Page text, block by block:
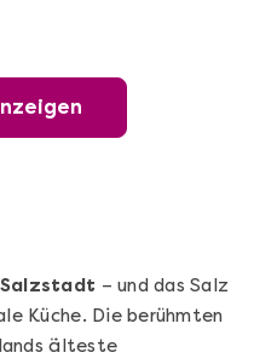
Salzstadt – und das Salz
Küche. Die berühmten
älteste